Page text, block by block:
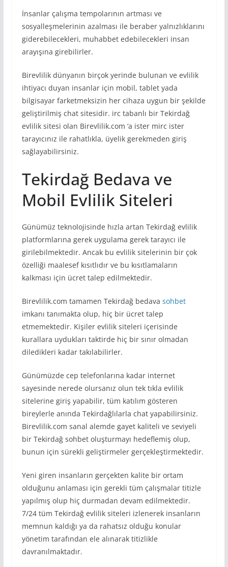
İnsanlar çalışma tempolarının artması ve
sosyalleşmelerinin azalması ile beraber yalnızlıklarını
giderebilecekleri, muhabbet edebilecekleri insan
arayışına girebilirler.
Birevlilik dünyanın birçok yerinde bulunan ve evlilik
ihtiyacı duyan insanlar için mobil, tablet yada
bilgisayar farketmeksizin her cihaza uygun bir şekilde
geliştirilmiş chat sitesidir. irc tabanlı bir Tekirdağ
evlilik sitesi olan Birevlilik.com ‘a ister mirc ister
tarayıcınız ile rahatlıkla, üyelik gerekmeden giriş
sağlayabilirsiniz.
Tekirdağ Bedava ve
Mobil Evlilik Siteleri
Günümüz teknolojisinde hızla artan Tekirdağ evlilik
platformlarına gerek uygulama gerek tarayıcı ile
girilebilmektedir. Ancak bu evlilik sitelerinin bir çok
özelliği maalesef kısıtlıdır ve bu kısıtlamaların
kalkması için ücret talep edilmektedir.
Birevlilik.com tamamen Tekirdağ bedava sohbet
imkanı tanımakta olup, hiç bir ücret talep
etmemektedir. Kişiler evlilik siteleri içerisinde
kurallara uydukları taktirde hiç bir sınır olmadan
diledikleri kadar takılabilirler.
Günümüzde cep telefonlarına kadar internet
sayesinde nerede olursanız olun tek tıkla evlilik
sitelerine giriş yapabilir, tüm katılım gösteren
bireylerle anında Tekirdağlılarla chat yapabilirsiniz.
Birevlilik.com sanal alemde gayet kaliteli ve seviyeli
bir Tekirdağ sohbet oluşturmayı hedeflemiş olup,
bunun için sürekli geliştirmeler gerçekleştirmektedir.
Yeni giren insanların gerçekten kalite bir ortam
olduğunu anlaması için gerekli tüm çalışmalar titizle
yapılmış olup hiç durmadan devam edilmektedir.
7/24 tüm Tekirdağ evlilik siteleri izlenerek insanların
memnun kaldığı ya da rahatsız olduğu konular
yönetim tarafından ele alınarak titizlikle
davranılmaktadır.